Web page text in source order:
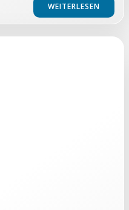
WEITERLESEN